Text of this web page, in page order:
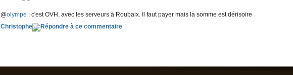
@olympe : c'est OVH, avec les serveurs à Roubaix. Il faut payer mais la somme est dérisoire
Christophe